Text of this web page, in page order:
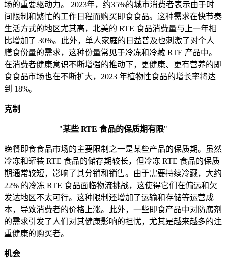
场的重要驱动力。 2023年，约35%的城市消费者表示由于时
间限制和繁忙的工作日程而购买即食食品。这种需求在快节奏
生活方式的地区尤其高，北美的 RTE 食品消费量与上一年相
比增加了 30%。此外，单人家庭的日益普及也刺激了对个人
膳食份量的需求，这种份量常见于冷冻和冷藏 RTE 产品中。
在消费者健康意识不断增强的推动下，更健康、更有营养的即
食食品市场也在不断扩大，2023 年植物性食品的增长率将达
到 18%。
克制
"某些 RTE 食品的保质期有限"
晚餐即食食品市场的主要限制之一是某些产品的保质期。虽然
冷冻和罐装 RTE 食品的储存期较长，但冷冻 RTE 食品的保质
期通常较短，影响了其分销和销售。由于需要持续冷藏，大约
22% 的冷冻 RTE 食品面临物流挑战，这使得它们在偏远和欠
发达地区不太可行。这种限制还增加了运输和存储等运营成
本，导致消费者的价格上涨。此外，一些即食产品中对防腐剂
的需求引发了人们对其健康影响的担忧，尤其是越来越多的注
重健康的购买者。
机会